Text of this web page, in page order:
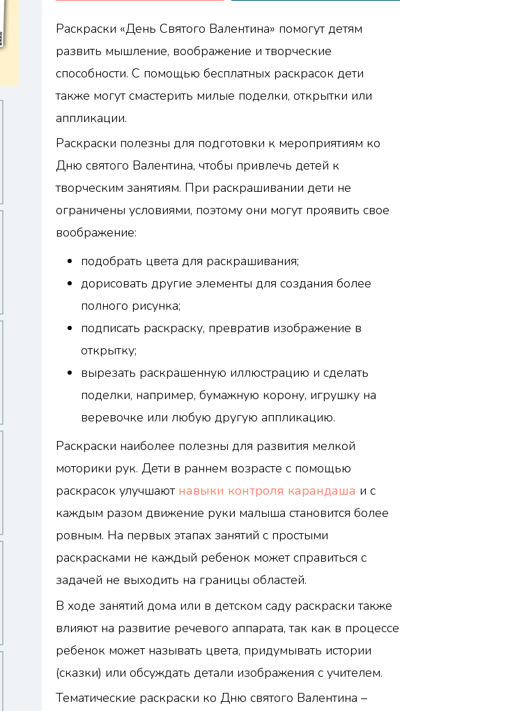
Раскраски «День Святого Валентина» помогут детям
развить мышление, воображение и творческие
способности. С помощью бесплатных раскрасок дети
также могут смастерить милые поделки, открытки или
аппликации.
Раскраски полезны для подготовки к мероприятиям ко
Дню святого Валентина, чтобы привлечь детей к
творческим занятиям. При раскрашивании дети не
ограничены условиями, поэтому они могут проявить свое
воображение:
подобрать цвета для раскрашивания;
дорисовать другие элементы для создания более
полного рисунка;
подписать раскраску, превратив изображение в
открытку;
вырезать раскрашенную иллюстрацию и сделать
поделки, например, бумажную корону, игрушку на
веревочке или любую другую аппликацию.
Раскраски наиболее полезны для развития мелкой
моторики рук. Дети в раннем возрасте с помощью
раскрасок улучшают навыки контроля карандаша и с
каждым разом движение руки малыша становится более
ровным. На первых этапах занятий с простыми
раскрасками не каждый ребенок может справиться с
задачей не выходить на границы областей.
В ходе занятий дома или в детском саду раскраски также
влияют на развитие речевого аппарата, так как в процессе
ребенок может называть цвета, придумывать истории
(сказки) или обсуждать детали изображения с учителем.
Тематические раскраски ко Дню святого Валентина –